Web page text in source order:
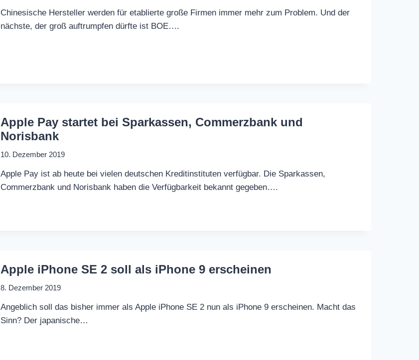
Chinesische Hersteller werden für etablierte große Firmen immer mehr zum Problem. Und der
nächste, der groß auftrumpfen dürfte ist BOE….
Apple Pay startet bei Sparkassen, Commerzbank und
Norisbank
10. Dezember 2019
Apple Pay ist ab heute bei vielen deutschen Kreditinstituten verfügbar. Die Sparkassen,
Commerzbank und Norisbank haben die Verfügbarkeit bekannt gegeben….
Apple iPhone SE 2 soll als iPhone 9 erscheinen
8. Dezember 2019
Angeblich soll das bisher immer als Apple iPhone SE 2 nun als iPhone 9 erscheinen. Macht das
Sinn? Der japanische…